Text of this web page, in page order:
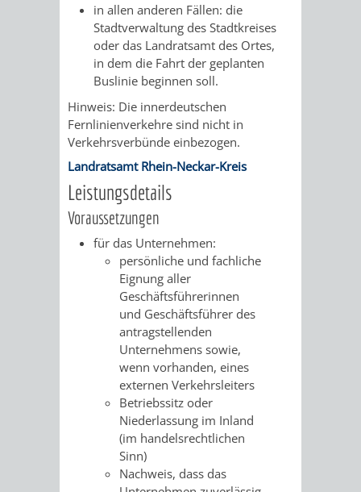
SOZIALE
in allen anderen Fällen: die
Stadtverwaltung des Stadtkreises
oder das Landratsamt des Ortes,
in dem die Fahrt der geplanten
Buslinie beginnen soll.
Hinweis: Die innerdeutschen
Fernlinienverkehre sind nicht in
Verkehrsverbünde einbezogen.
Landratsamt Rhein-Neckar-Kreis
Leistungsdetails
Voraussetzungen
für das Unternehmen:
persönliche und fachliche
Eignung aller
Geschäftsführerinnen
und Geschäftsführer des
antragstellenden
Unternehmens sowie,
wenn vorhanden, eines
externen Verkehrsleiters
Betriebssitz oder
Niederlassung im Inland
(im handelsrechtlichen
Sinn)
Nachweis, dass das